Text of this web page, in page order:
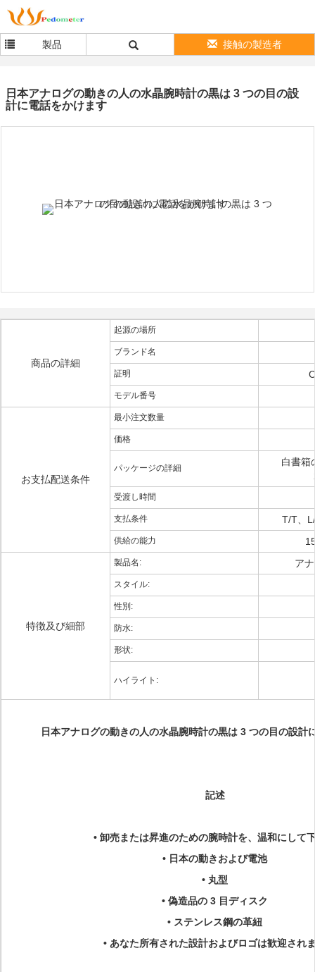
製品 接触の製造者
日本アナログの動きの人の水晶腕時計の黒は 3 つの目の設
計に電話をかけます
商品の詳細
起源の場所
ブランド名
証明
モデル番号
お支払配送条件
最小注文数量
価格
パッケージの詳細
白書箱
受渡し時間
支払条件 T/T、
供給の能力
特徴及び細部
製品名: ア
スタイル:
性別:
防水:
形状:
ハイライト:
日本アナログの動きの人の水晶腕時計の黒は 3 つの目の設計
記述
• 卸売または昇進のための腕時計を、温和にして
• 日本の動きおよび電池
• 丸型
• 偽造品の 3 目ディスク
• ステンレス鋼の革紐
• あなた所有された設計およびロゴは歓迎され